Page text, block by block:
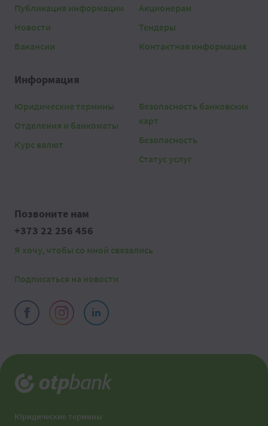
Публикация информации
Новости
Вакансии
Акционерам
Тендеры
Контактная информация
Информация
Юридические термины
Отделения и банкоматы
Курс валют
Безопасность банковских
карт
Безопасность
Статус услуг
Позвоните нам
+373 22 256 456
Я хочу, чтобы со мной связались
Подписаться на новости
Юридические термины